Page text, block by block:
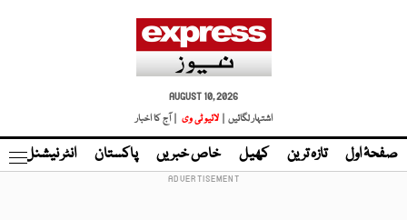
AUGUST 10, 2026
اشتہار لگائیں |
لائیو ٹی وی | آج کا اخبار
صفحۂ اول تازہ ترین کھیل خاص خبریں پاکستان انٹر نیشنل